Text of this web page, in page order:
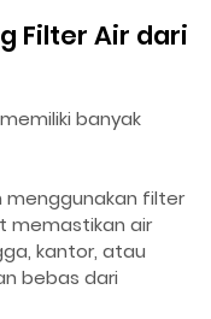
Filter Air dari
banyak
menggunakan filter
memastikan air
kantor, atau
bebas dari